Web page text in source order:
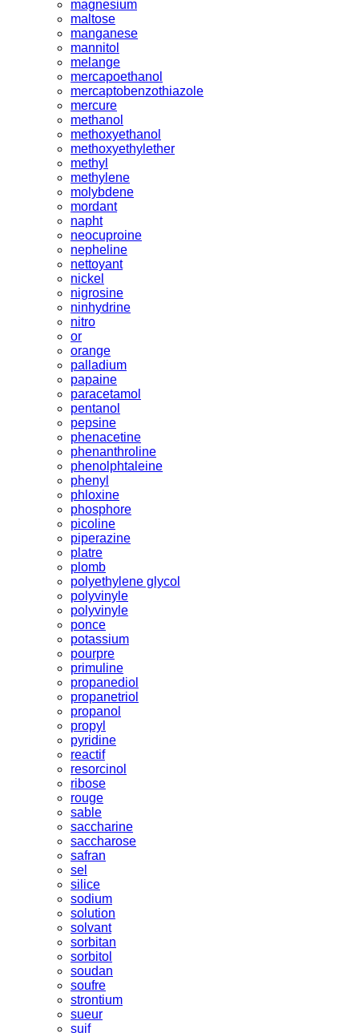
magnesium
maltose
manganese
mannitol
melange
mercapoethanol
mercaptobenzothiazole
mercure
methanol
methoxyethanol
methoxyethylether
methyl
methylene
molybdene
mordant
napht
neocuproine
nepheline
nettoyant
nickel
nigrosine
ninhydrine
nitro
or
orange
palladium
papaine
paracetamol
pentanol
pepsine
phenacetine
phenanthroline
phenolphtaleine
phenyl
phloxine
phosphore
picoline
piperazine
platre
plomb
polyethylene glycol
polyvinyle
polyvinyle
ponce
potassium
pourpre
primuline
propanediol
propanetriol
propanol
propyl
pyridine
reactif
resorcinol
ribose
rouge
sable
saccharine
saccharose
safran
sel
silice
sodium
solution
solvant
sorbitan
sorbitol
soudan
soufre
strontium
sueur
suif